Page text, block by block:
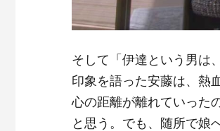
そして「伊達という男は
印象を語った安藤は、熱
心の距離が離れていった
と思う。でも、随所で娘